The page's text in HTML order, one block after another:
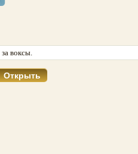
воксы.
Открыть